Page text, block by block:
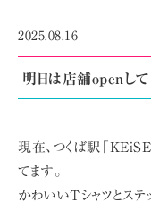
2025.08.16
明日は店舗openして
現在、つくば駅「
てます。
かわいいTシャツとス